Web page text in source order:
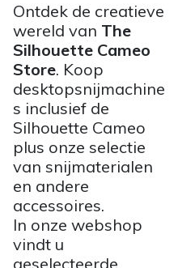
Ontdek de creatieve
wereld van The
Silhouette Cameo
Store. Koop
desktopsnijmachine
s inclusief de
Silhouette Cameo
plus onze selectie
van snijmaterialen
en andere
accessoires.
In onze webshop
vindt u
geselecteerde